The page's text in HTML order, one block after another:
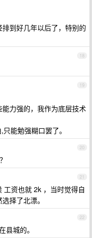
到好几年以后了，特别的
18
19
力强的，我作为底层技术
能勉强糊口罢了。
20
21
工资也就 2k ，当时觉得自
择了北漂。
22
县城的。